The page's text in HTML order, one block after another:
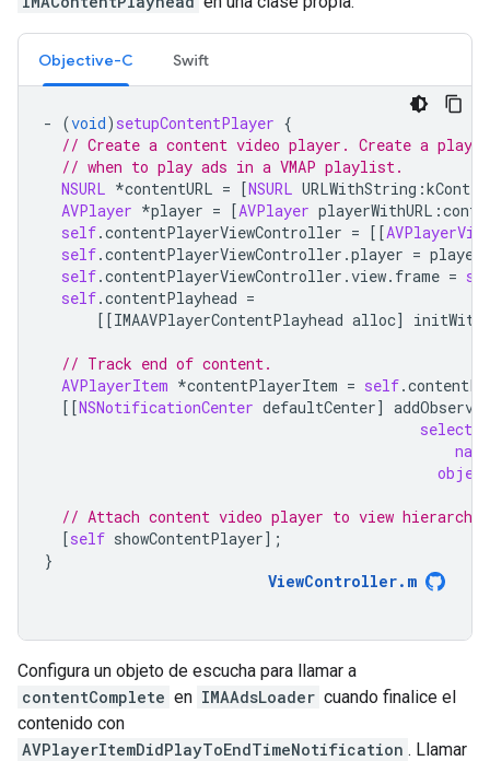
Objective-C Swift
- (void) setupContentPlayer {
// Create a content video player. Create a
// when to play ads in a VMAP playlist.
NSURL *contentURL = [NSURL URLWithString :
AVPlayer *player = [AVPlayer playerWithURL :
self.contentPlayerViewController = [[
self.contentPlayerViewController .player = player
self.contentPlayerViewController .view. frame =
self.contentPlayhead =
[[IMAAVPlayerContentPlayhead alloc]
// Track end of content.
AVPlayerItem *contentPlayerItem = self.
[[NSNotificationCenter defaultCenter] addObserver
selector
name
object
// Attach content video player to view hierarchy.
[self showContentPlayer];
}
ViewController. m
Configura un objeto de escucha para llamar a
contentComplete en IMAAdsLoader cuando finalice el
contenido con
AVPlayerItemDidPlayToEndTimeNotification . Llamar